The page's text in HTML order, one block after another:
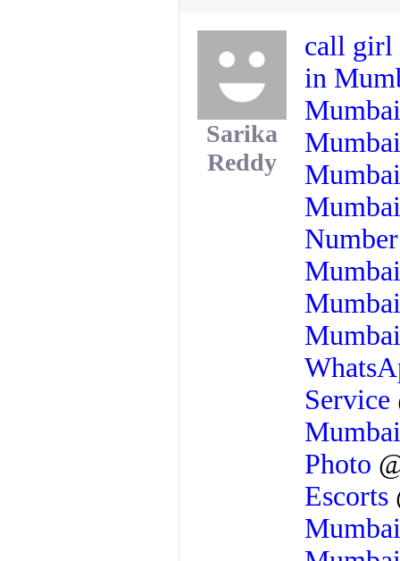
Sarika
Reddy
call girl
in
Service
Photo
Escorts